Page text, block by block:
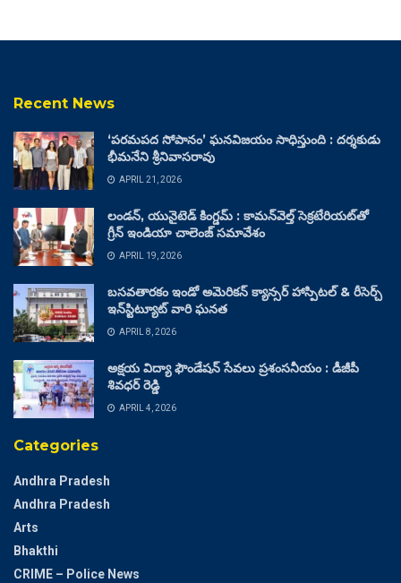
Recent News
‘పరమపద సోపానం’ ఘనవిజయం సాధిస్తుంది : దర్శకుడు
భీమనేని శ్రీనివాసరావు
APRIL 21, 2026
లండన్, యునైటెడ్ కింగ్డమ్ : కామన్‌వెల్త్ సెక్రటేరియట్‌తో
గ్రీన్ ఇండియా చాలెంజ్ సమావేశం
APRIL 19, 2026
బసవతారకం ఇండో అమెరికన్ క్యాన్సర్ హాస్పిటల్ & రీసెర్చ్
ఇన్‌స్టిట్యూట్ వారి ఘనత
APRIL 8, 2026
అక్షయ విద్యా ఫౌండేషన్ సేవలు ప్రశంసనీయం : డీజీపీ
శివధర్ రెడ్డి
APRIL 4, 2026
Categories
Andhra Pradesh
Andhra Pradesh
Arts
Bhakthi
CRIME – Police News